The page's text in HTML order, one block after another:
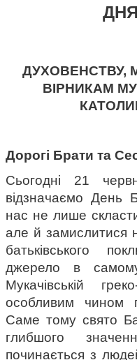
ДУХОВЕНСТВУ,
ВІРНИКАМ
Дорогі Брати та
Сьогодні 21
відзначаємо День
нас не лише
але й замислитися
батьківського
джерело в
Мукачівській
особливим чином
Саме тому свято
глибшого
починається з